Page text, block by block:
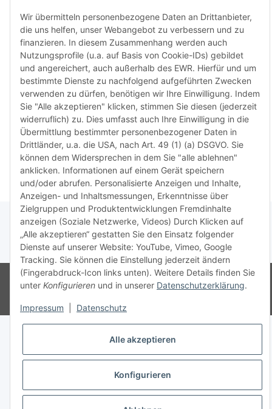
Weiter
in
dass
Weiter
* Alle Preise inkl. gesetzlicher USt., zzgl.Versand
© Ingo Schacht Besucherzähler: 8731387 Ladenpreise können von
Shoppreisen abweichen:
Wir übermitteln personenbezogene Daten an Drittanbieter,
die uns helfen, unser Webangebot zu verbessern und zu
finanzieren. In diesem Zusammenhang werden auch
Nutzungsprofile (u.a. auf Basis von Cookie-IDs) gebildet
und angereichert, auch außerhalb des EWR. Hierfür und um
bestimmte Dienste zu nachfolgend aufgeführten Zwecken
verwenden zu dürfen, benötigen wir Ihre Einwilligung. Indem
Sie "Alle akzeptieren" klicken, stimmen Sie diesen (jederzeit
widerruflich) zu. Dies umfasst auch Ihre Einwilligung in die
Übermittlung bestimmter personenbezogener Daten in
Drittländer, u.a. die USA, nach Art. 49 (1) (a) DSGVO. Sie
können dem Widersprechen in dem Sie "alle ablehnen"
anklicken. Informationen auf einem Gerät speichern
und/oder abrufen. Personalisierte Anzeigen und Inhalte,
Anzeigen- und Inhaltsmessungen, Erkenntnisse über
Zielgruppen und Produktentwicklungen Fremdinhalte
anzeigen (Soziale Netzwerke, Videos) Durch Klicken auf
„Alle akzeptieren“ gestatten Sie den Einsatz folgender
Dienste auf unserer Website: YouTube, Vimeo, Google
Tracking. Sie können die Einstellung jederzeit ändern
(Fingerabdruck-Icon links unten). Weitere Details finden Sie
unter Konfigurieren und in unserer Datenschutzerklärung.
Impressum Datenschutz
Alle akzeptieren
Konfigurieren